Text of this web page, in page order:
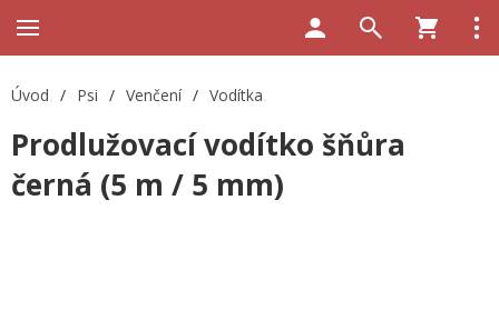
Úvod / Psi / Venčení / Vodítka
Prodlužovací vodítko šňůra
černá (5 m / 5 mm)